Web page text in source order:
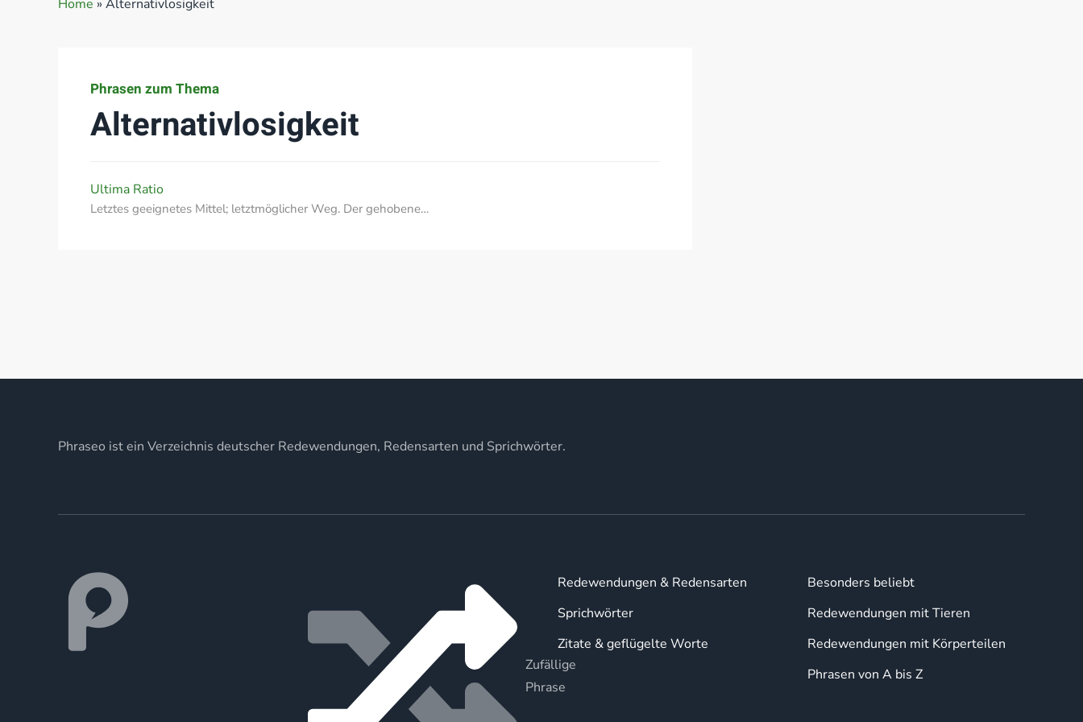
Home » Alternativlosigkeit
Phrasen zum Thema
Alternativlosigkeit
Ultima Ratio
Letztes geeignetes Mittel; letztmöglicher Weg. Der gehobene…
Phraseo ist ein Verzeichnis deutscher Redewendungen, Redensarten und Sprichwörter.
Zufällige
Phrase
Redewendungen & Redensarten
Sprichwörter
Zitate & geflügelte Worte
Besonders beliebt
Redewendungen mit Tieren
Redewendungen mit Körperteilen
Phrasen von A bis Z